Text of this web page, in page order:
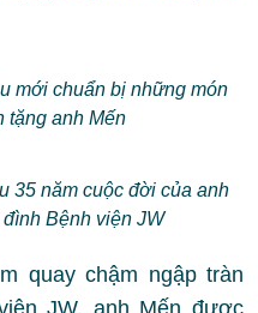
mới chuẩn bị những món
tặng anh Mến
35 năm cuộc đời của anh
Bệnh viện JW
quay chậm ngập tràn
JW, anh Mến được